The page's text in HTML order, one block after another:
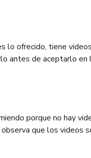
lo ofrecido, tiene
antes de aceptarlo en
porque no hay
que los videos